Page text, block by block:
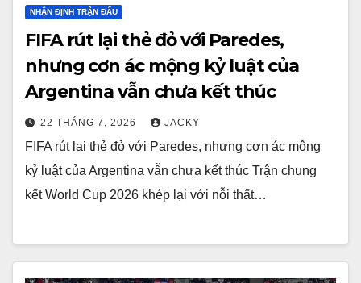
NHẬN ĐỊNH TRẬN ĐẤU
FIFA rút lại thẻ đỏ với Paredes,
nhưng cơn ác mộng kỷ luật của
Argentina vẫn chưa kết thúc
22 THÁNG 7, 2026 JACKY
FIFA rút lại thẻ đỏ với Paredes, nhưng cơn ác mộng
kỷ luật của Argentina vẫn chưa kết thúc Trận chung
kết World Cup 2026 khép lại với nỗi thất…